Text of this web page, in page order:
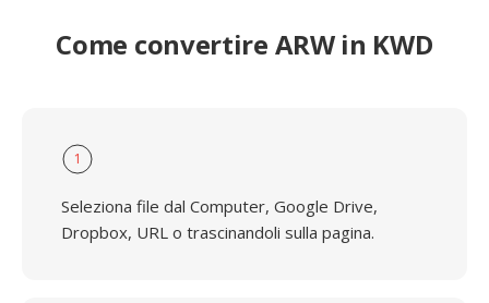
Come convertire ARW in KWD
1
Seleziona file dal Computer, Google Drive,
Dropbox, URL o trascinandoli sulla pagina.